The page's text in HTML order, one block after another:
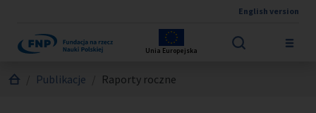
English version
Unia Europejska
Jesteś tutaj:
Publikacje Raporty roczne